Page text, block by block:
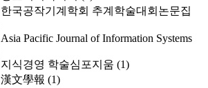
한국공작기계학회 추계학술대회논문집
Asia Pacific Journal of Information Systems
지식경영 학술심포지움 (1)
漢文學報 (1)